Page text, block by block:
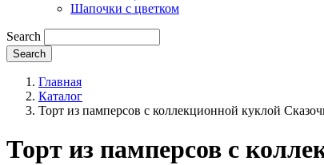
Шапочки с цветком
Search
Главная
Каталог
Торт из памперсов с коллекционной куклой
Торт из памперсов с